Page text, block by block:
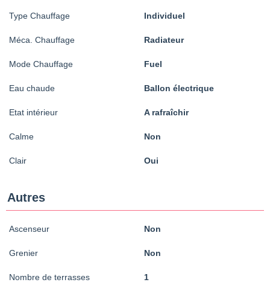
Type Chauffage Individuel
Méca. Chauffage Radiateur
Mode Chauffage Fuel
Eau chaude Ballon électrique
Etat intérieur A rafraîchir
Calme Non
Clair Oui
Autres
Ascenseur Non
Grenier Non
Nombre de terrasses 1